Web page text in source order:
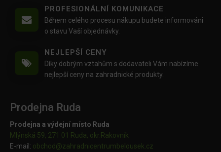
PROFESIONÁLNÍ KOMUNIKACE
Během celého procesu nákupu budete informováni
o stavu Vaší objednávky.
NEJLEPŠÍ CENY
Díky dobrým vztahům s dodavateli Vám nabízíme
nejlepší ceny na zahradnické produkty.
Prodejna Ruda
Prodejna a výdejní místo Ruda
Mlýnská 59, 271 01 Ruda, okr.Rakovník
E-mail: obchod@zahradnicentrumbelousek.cz